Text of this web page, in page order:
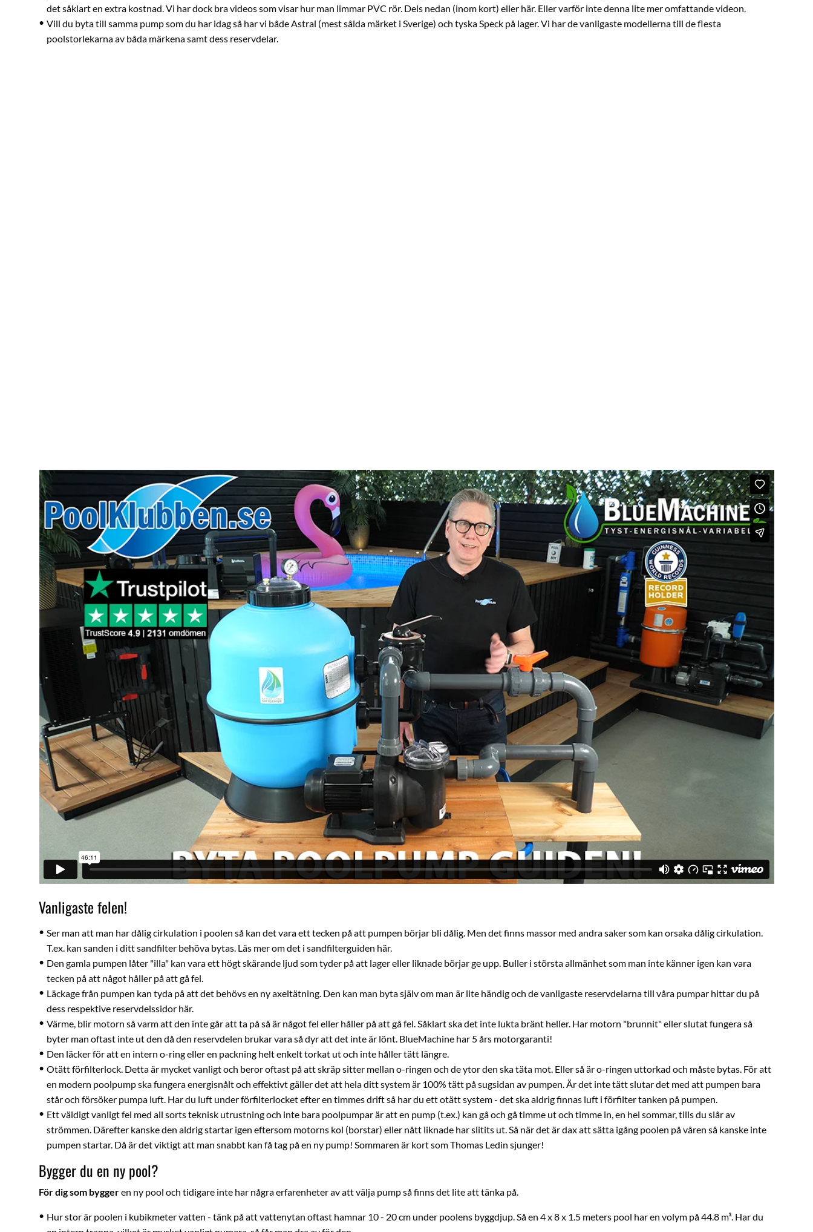
det såklart en extra kostnad. Vi har dock bra videos som visar hur man limmar PVC rör. Dels nedan (inom kort) eller här. Eller varför inte denna lite mer omfattandevideon.
Vill du byta till samma pump som du har idag så har vi både Astral (mest sålda märket i Sverige) och tyska Speck på lager. Vi har de vanligaste modellerna till de flesta
poolstorlekarna av båda märkena samt dess reservdelar.
Vanligaste felen!
Ser man att man har dålig cirkulation i poolen så kan det vara ett tecken på att pumpen börjar bli dålig. Men det finns massor med andra saker som kan orsaka dålig cirkulation.
T.ex. kan sanden i ditt sandfilter behöva bytas. Läs mer om det i sandfilterguiden här.
Den gamla pumpen låter "illa" kan vara ett högt skärande ljud som tyder på att lager eller liknade börjar ge upp. Buller i största allmänhet som man inte känner igen kan vara
tecken på att något håller på att gå fel.
Läckage från pumpen kan tyda på att det behövs en ny axeltätning. Den kan man byta själv om man är lite händig och de vanligaste reservdelarna till våra pumpar hittar du på
dess respektive reservdelssidor här.
Värme, blir motorn så varm att den inte går att ta på så är något fel eller håller på att gå fel. Såklart ska det inte lukta bränt heller. Har motorn "brunnit" eller slutat fungera så
byter man oftast inte ut den då den reservdelen brukar vara så dyr att det inte är lönt. BlueMachine har 5 års motorgaranti!
Den läcker för att en intern o-ring eller en packning helt enkelt torkat ut och inte håller tätt längre.
Otätt förfilterlock. Detta är mycket vanligt och beror oftast på att skräp sitter mellan o-ringen och de ytor den ska täta mot. Eller så är o-ringen uttorkad och måste bytas. För att
en modern poolpump ska fungera energisnålt och effektivt gäller det att hela ditt system är 100% tätt på sugsidan av pumpen. Är det inte tätt slutar det med att pumpen bara
står och försöker pumpa luft. Har du luft under förfilterlocket efter en timmes drift så har du ett otätt system - det ska aldrig finnas luft i förfilter tanken på pumpen.
Ett väldigt vanligt fel med all sorts teknisk utrustning och inte bara poolpumpar är att en pump (t.ex.) kan gå och gå timme ut och timme in, en hel sommar, tills du slår av
strömmen. Därefter kanske den aldrig startar igen eftersom motorns kol (borstar) eller nått liknade har slitits ut. Så när det är dax att sätta igång poolen på våren så kanske inte
pumpen startar. Då är det viktigt att man snabbt kan få tag på en ny pump! Sommaren är kort som Thomas Ledin sjunger!
Bygger du en ny pool?
För dig som byggeren ny pool och tidigare inte har några erfarenheter av att välja pump så finns det lite att tänka på.
Hur stor är poolen i kubikmeter vatten - tänk på att vattenytan oftast hamnar 10 - 20 cm under poolens byggdjup. Så en 4 x 8 x 1.5 meters pool har en volym på 44.8 m³. Har du